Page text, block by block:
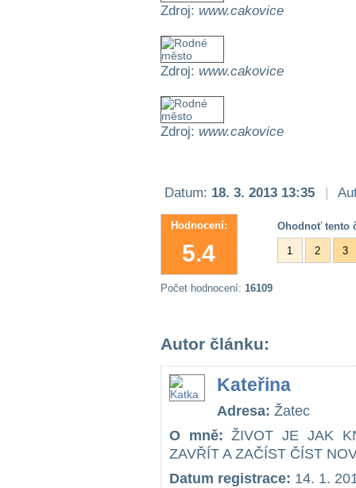
Zdroj: www.cakovice
Zdroj: www.cakovice
Zdroj: www.cakovice
Datum: 18. 3. 2013 13:35 |
Hodnocení:
5.4
Ohodnoť tento
1 2 3
Počet hodnocení: 16109
Autor článku:
Kateřina
Adresa: Žatec
O mně: ŽIVOT JE JAK
ZAVŘÍT A ZAČÍST ČÍST
Datum registrace: 14. 1.